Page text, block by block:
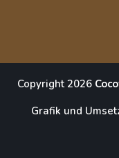
Copyright 2026
Grafik und